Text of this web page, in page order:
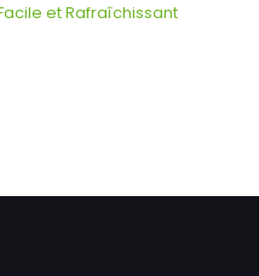
et Rafraîchissant